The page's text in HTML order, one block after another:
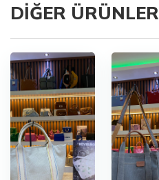
DIĞER ÜRÜNLER